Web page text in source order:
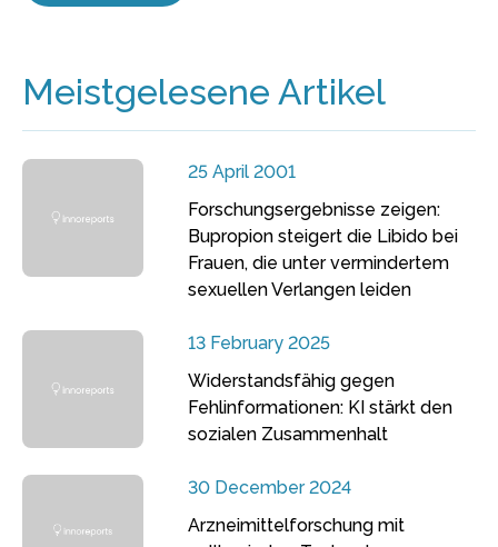
Meistgelesene Artikel
25 April 2001
Forschungsergebnisse zeigen:
Bupropion steigert die Libido bei
Frauen, die unter vermindertem
sexuellen Verlangen leiden
13 February 2025
Widerstandsfähig gegen
Fehlinformationen: KI stärkt den
sozialen Zusammenhalt
30 December 2024
Arzneimittelforschung mit